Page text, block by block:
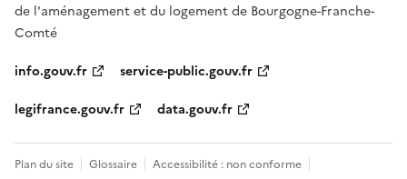
de l'aménagement et du logement de Bourgogne-Franche-
Comté
info.gouv.fr
service-public.gouv.fr
legifrance.gouv.fr
data.gouv.fr
Plan du site Glossaire Accessibilité : non conforme